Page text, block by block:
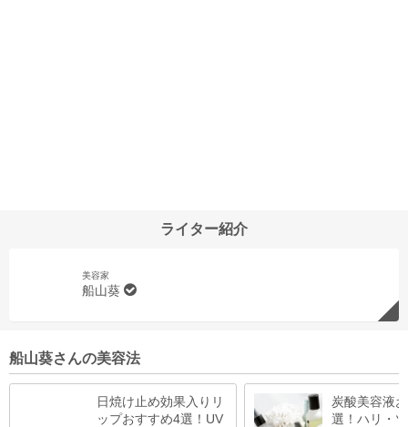
ライター紹介
美容家
船山葵
船山葵さんの美容法
日焼け止め効果入りリ
ップおすすめ4選！UV
炭酸美容液
選！ハリ・